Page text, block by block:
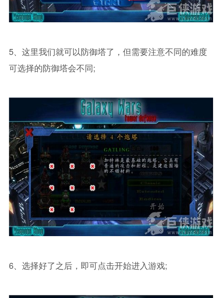
5、这里我们就可以防御塔了，但需要注意不同的难度
可选择的防御塔会不同;
6、选择好了之后，即可点击开始进入游戏;